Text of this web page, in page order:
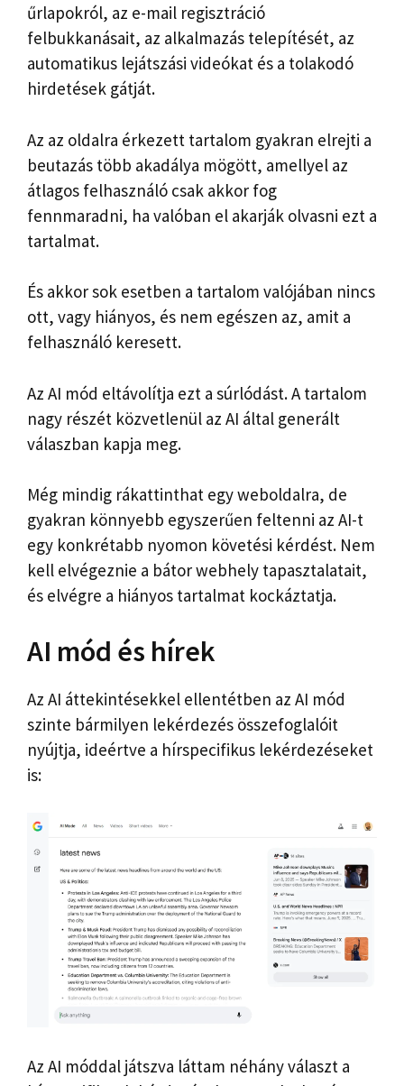
űrlapokról, az e-mail regisztráció
felbukkanásait, az alkalmazás telepítését, az
automatikus lejátszási videókat és a tolakodó
hirdetések gátját.
Az az oldalra érkezett tartalom gyakran elrejti a
beutazás több akadálya mögött, amellyel az
átlagos felhasználó csak akkor fog
fennmaradni, ha valóban el akarják olvasni ezt a
tartalmat.
És akkor sok esetben a tartalom valójában nincs
ott, vagy hiányos, és nem egészen az, amit a
felhasználó keresett.
Az AI mód eltávolítja ezt a súrlódást. A tartalom
nagy részét közvetlenül az AI által generált
válaszban kapja meg.
Még mindig rákattinthat egy weboldalra, de
gyakran könnyebb egyszerűen feltenni az AI-t
egy konkrétabb nyomon követési kérdést. Nem
kell elvégeznie a bátor webhely tapasztalatait,
és elvégre a hiányos tartalmat kockáztatja.
AI mód és hírek
Az AI áttekintésekkel ellentétben az AI mód
szinte bármilyen lekérdezés összefoglalóit
nyújtja, ideértve a hírspecifikus lekérdezéseket
is:
Az AI móddal játszva láttam néhány választ a